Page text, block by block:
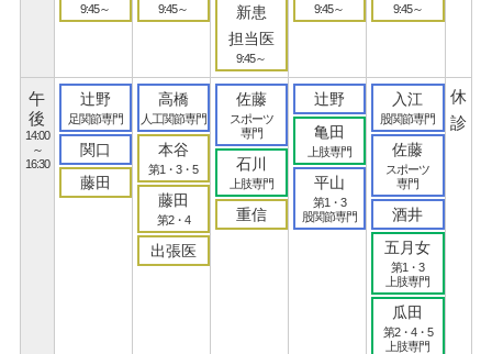
9:45～ 9:45～
新患
担当医
9:45～
9:45～ 9:45～
午
後
14:00
～
16:30
辻野
足関節専門
関口
藤田
高橋
人工関節専門
本谷
第1・3・5
藤田
第2・4
出張医
佐藤
スポーツ
専門
石川
上肢専門
重信
辻野
亀田
上肢専門
平山
第1・3
股関節専門
入江
股関節専門
佐藤
スポーツ
専門
酒井
五月女
第1・3
上肢専門
瓜田
第2・4・5
上肢専門
休
診